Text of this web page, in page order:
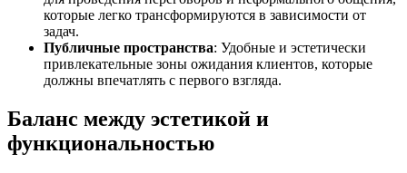
которые легко трансформируются в зависимости от
задач.
Публичные пространства: Удобные и эстетически
привлекательные зоны ожидания клиентов, которые
должны впечатлять с первого взгляда.
Баланс между эстетикой и
функциональностью